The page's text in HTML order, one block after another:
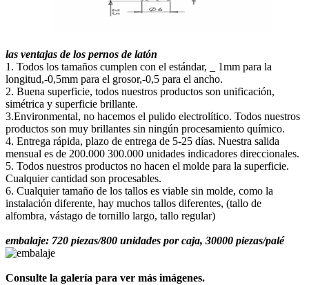
las ventajas de los pernos de latón
1. Todos los tamaños cumplen con el estándar, _ 1mm para la
longitud,-0,5mm para el grosor,-0,5 para el ancho.
2. Buena superficie, todos nuestros productos son unificación,
simétrica y superficie brillante.
3.Environmental, no hacemos el pulido electrolítico. Todos nuestros
productos son muy brillantes sin ningún procesamiento químico.
4. Entrega rápida, plazo de entrega de 5-25 días. Nuestra salida
mensual es de 200.000 300.000 unidades indicadores direccionales.
5. Todos nuestros productos no hacen el molde para la superficie.
Cualquier cantidad son procesables.
6. Cualquier tamaño de los tallos es viable sin molde, como la
instalación diferente, hay muchos tallos diferentes, (tallo de
alfombra, vástago de tornillo largo, tallo regular)
embalaje: 720 piezas/800 unidades por caja, 30000 piezas/palé
Consulte la galería para ver más imágenes.